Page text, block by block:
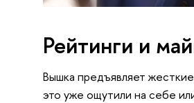
Рейтинги и
Вышка предъявляет
это уже ощутили на себе